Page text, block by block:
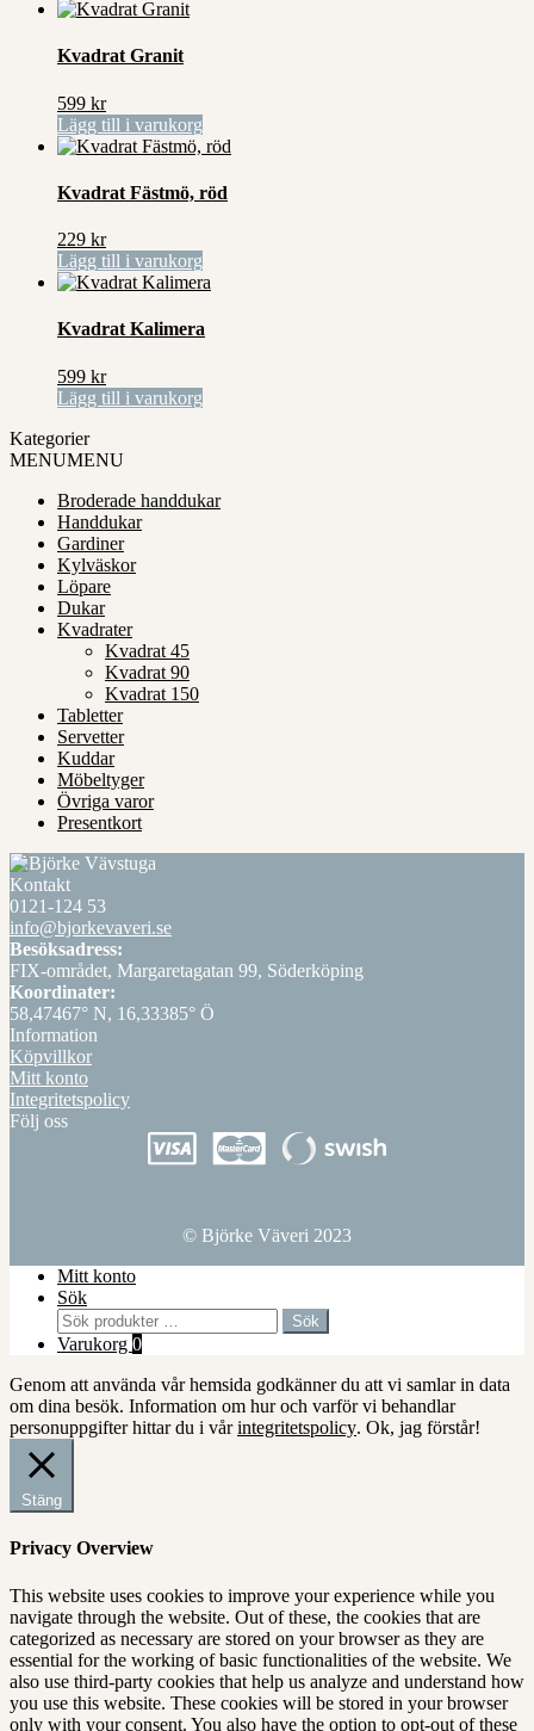
Kvadrat Granit
599 kr
Lägg till i varukorg
Kvadrat Fästmö, röd
229 kr
Lägg till i varukorg
Kvadrat Kalimera
599 kr
Lägg till i varukorg
Kategorier
MENUMENU
Broderade handdukar
Handdukar
Gardiner
Kylväskor
Löpare
Dukar
Kvadrater
Kvadrat 45
Kvadrat 90
Kvadrat 150
Tabletter
Servetter
Kuddar
Möbeltyger
Övriga varor
Presentkort
Kontakt
0121-124 53
info@bjorkevaveri.se
Besöksadress:
FIX-området, Margaretagatan 99, Söderköping
Koordinater:
58,47467° N, 16,33385° Ö
Information
Köpvillkor
Mitt konto
Integritetspolicy
Följ oss
© Björke Väveri 2023
Mitt konto
Sök
Sök
efter:
Sök
Varukorg 0
Genom att använda vår hemsida godkänner du att vi samlar in data
om dina besök. Information om hur och varför vi behandlar
personuppgifter hittar du i vårintegritetspolicy. Ok, jag förstår!
Stäng
Privacy Overview
This website uses cookies to improve your experience while you
navigate through the website. Out of these, the cookies that are
categorized as necessary are stored on your browser as they are
essential for the working of basic functionalities of the website. We
also use third-party cookies that help us analyze and understand how
you use this website. These cookies will be stored in your browser
only with your consent. You also have the option to opt-out of these